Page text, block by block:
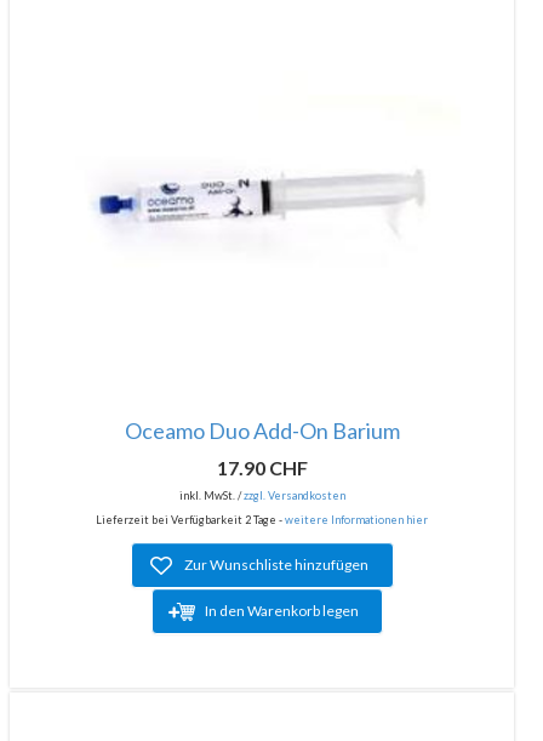
Oceamo Duo Add-On Barium
17.90 CHF
inkl. MwSt. /zzgl. Versandkosten
Lieferzeit bei Verfügbarkeit 2 Tage -weitere Informationen hier
Zur Wunschliste hinzufügen
In den Warenkorb legen